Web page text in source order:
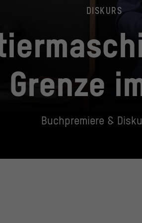
DISKURS
Grenze
Buchpremiere &